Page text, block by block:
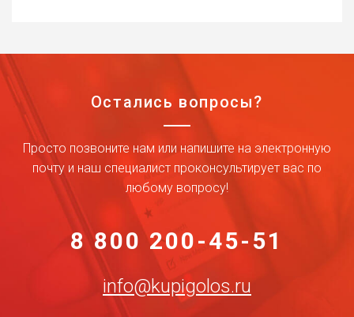
Остались вопросы?
Просто позвоните нам или напишите на электронную
почту и наш специалист проконсультирует вас по
любому вопросу!
8 800 200-45-51
info@kupigolos.ru